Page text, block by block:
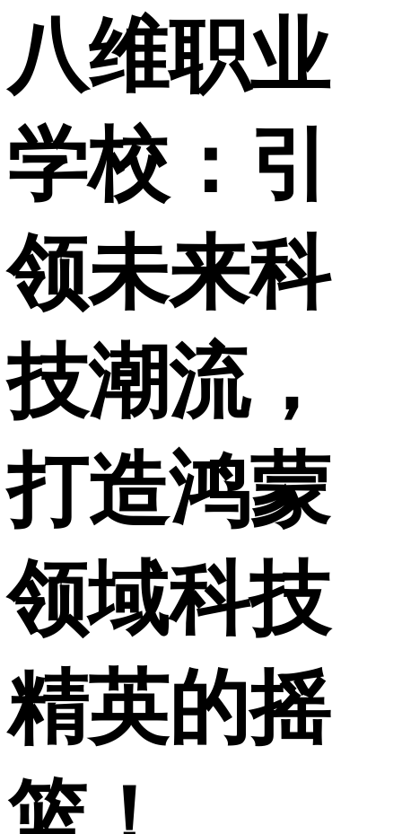
八维职业
学校：引
领未来科
技潮流，
打造鸿蒙
领域科技
精英的摇